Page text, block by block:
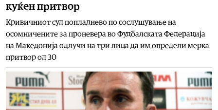
куќен притвор
Кривичниот суд попладнево по сослушување на
осомничените за проневера во Фудбалската Федерација
на Македонија одлучи на три лица да им определи мерка
притвор од 30